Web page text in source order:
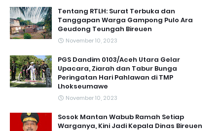
Tentang RTLH: Surat Terbuka dan
Tanggapan Warga Gampong Pulo Ara
Geudong Teungah Bireuen
November 10, 2023
PGS Dandim 0103/Aceh Utara Gelar
Upacara, Ziarah dan Tabur Bunga
Peringatan Hari Pahlawan di TMP
Lhokseumawe
November 10, 2023
Sosok Mantan Wabub Ramah Setiap
Warganya, Kini Jadi Kepala Dinas Bireuen